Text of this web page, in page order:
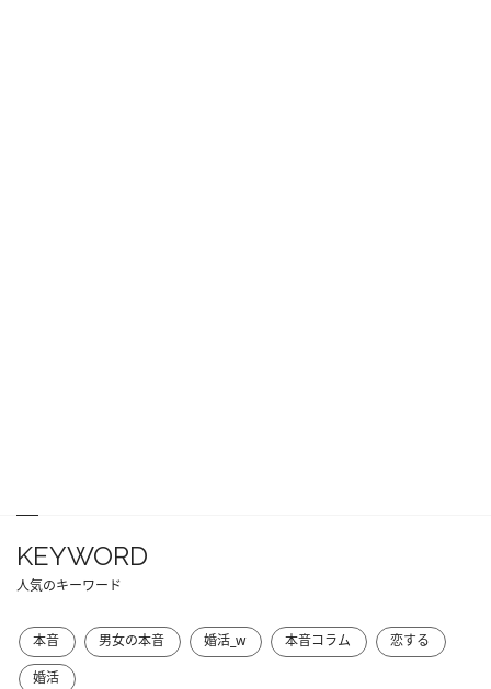
KEYWORD
人気のキーワード
本音 男女の本音 婚活_w 本音コラム
恋する
婚活